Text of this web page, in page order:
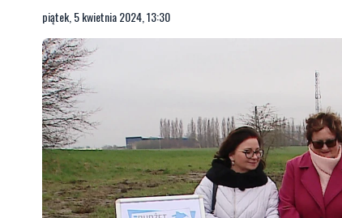
piątek, 5 kwietnia 2024, 13:30